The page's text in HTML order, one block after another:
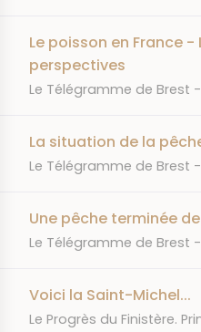
Le poisson en France
perspectives
JOURNAL
Le Télégramme de Brest
La situation de la
JOURNAL
Le Télégramme de Brest
Une pêche terminée
JOURNAL
Le Télégramme de Brest
Voici la Saint-Michel...
JOURNAL
Le Progrès du Finistère.